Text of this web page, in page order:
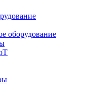
оборудование